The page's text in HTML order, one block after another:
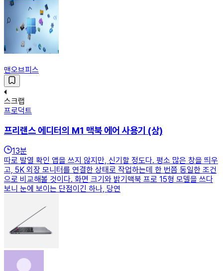
맨오브피스
스크랩
프로덕트
프리랜스 에디터의 M1 맥북 에어 사용기 (상)
13분
따로 발열 확인 앱을 쓰지 않지만, 신기할 정도다. 평소 많은 창을 띄우
고, 5K 외장 모니터를 연결한 상태로 작업하는데 한 번쯤 동일한 조건
으로 비교해볼 것이다. 화면 크기와 밝기맥북 프로 15형 모델을 쓰다
보니 눈에 보이는 단점이긴 하나, 당연